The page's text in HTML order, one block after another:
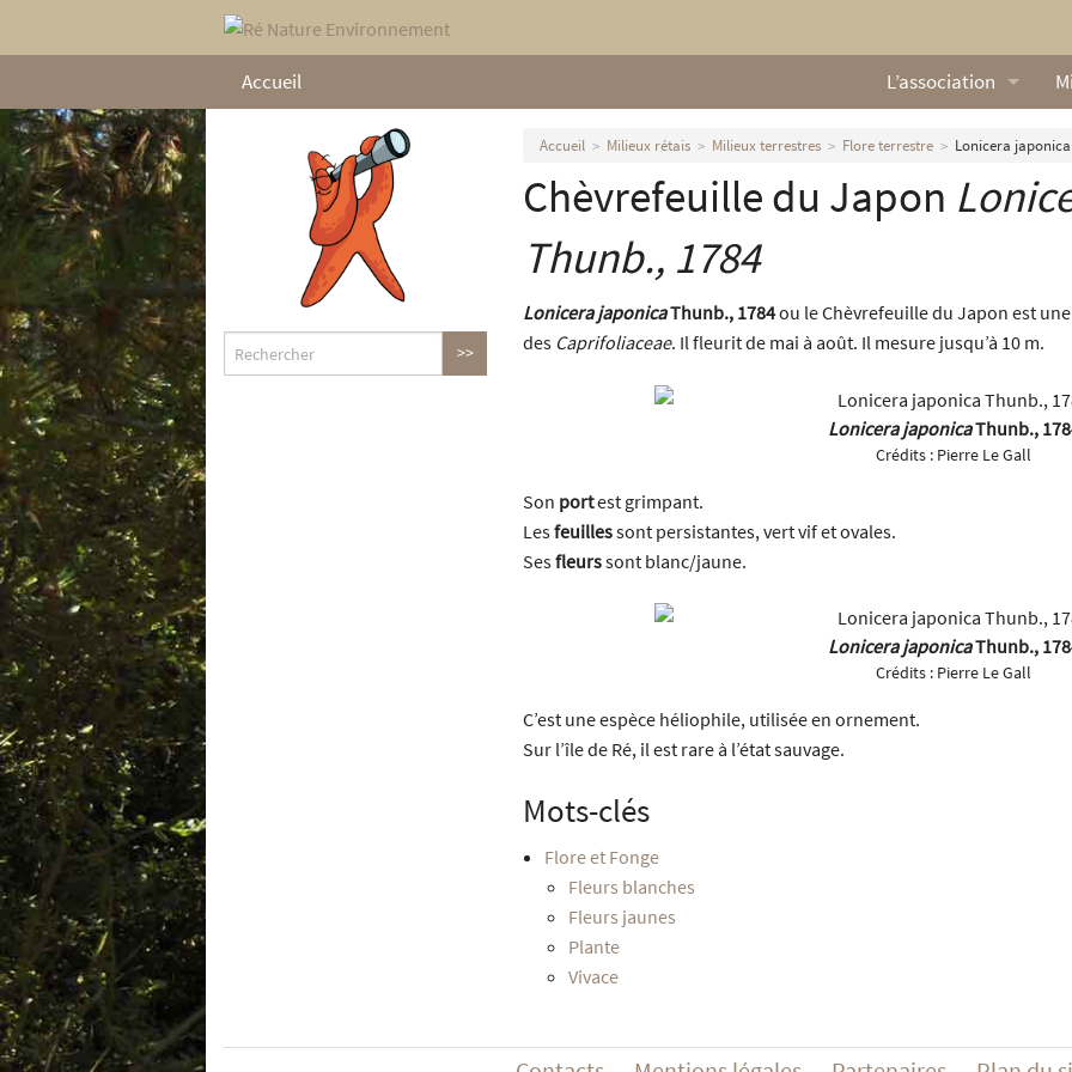
Accueil L’association
Qui sommes nous ?
Nos missions
Nos partenaires
Nous contacter
Actualités
Accueil Milieux rétais Milieux terrestres Flore terrestre Lonicera
Chèvrefeuille du Japon
Thunb., 1784
Lonicera japonicaThunb., 1784ou le Chèvrefeuille du Japon est
des Caprifoliaceae. Il fleurit de mai à août. Il mesure jusqu’à 10 m.
Lonicera japonicaThunb.,
Crédits : Pierre Le Gall
Son portest grimpant.
Lesfeuillessont persistantes, vert vif et ovales.
Sesfleurssont blanc/jaune.
Lonicera japonicaThunb.,
Crédits : Pierre Le Gall
C’est une espèce héliophile, utilisée en ornement.
Sur l’île de Ré, il est rare à l’état sauvage.
Mots-clés
Flore et Fonge
Fleurs blanches
Fleurs jaunes
Plante
Vivace